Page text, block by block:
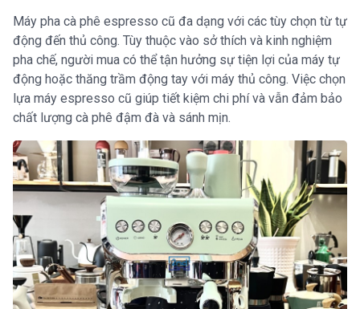
Máy pha cà phê espresso cũ đa dạng với các tùy chọn từ tự
động đến thủ công. Tùy thuộc vào sở thích và kinh nghiệm
pha chế, người mua có thể tận hưởng sự tiện lợi của máy tự
động hoặc thăng trầm động tay với máy thủ công. Việc chọn
lựa máy espresso cũ giúp tiết kiệm chi phí và vẫn đảm bảo
chất lượng cà phê đậm đà và sánh mịn.